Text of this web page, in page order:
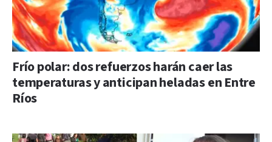
Frío polar: dos refuerzos harán caer las
temperaturas y anticipan heladas en Entre
Ríos